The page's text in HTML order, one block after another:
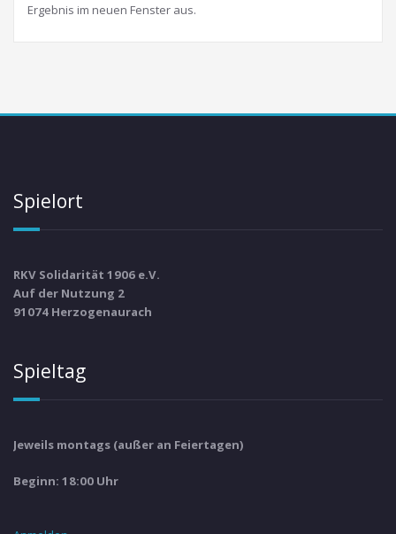
Ergebnis im neuen Fenster aus.
Spielort
RKV Solidarität 1906 e.V.
Auf der Nutzung 2
91074 Herzogenaurach
Spieltag
Jeweils montags (außer an Feiertagen)
Beginn: 18:00 Uhr